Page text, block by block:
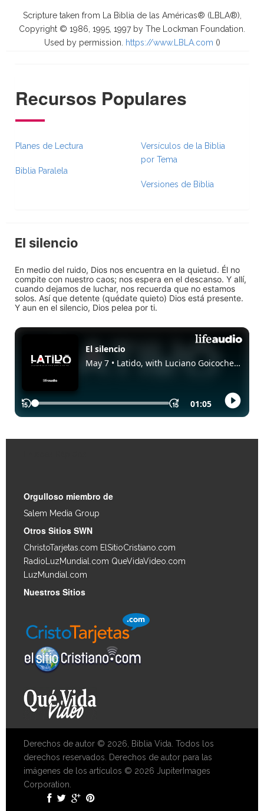
Scripture taken from La Biblia de las Américas® (LBLA®),
Copyright © 1986, 1995, 1997 by The Lockman Foundation.
Used by permission.
https://www.LBLA.com ()
Recursos Populares
Planes de Lectura
Biblia Paralela
Versículos de la Biblia
por Tema
Versiones de Biblia
El silencio
En medio del ruido, Dios nos encuentra en la quietud. Él no
compite con nuestro caos; nos espera en el descanso. Y allí,
cuando dejamos de luchar, nos recuerda que no estamos
solos. Así que detente (quédate quieto) Dios está presente.
Y aun en el silencio, Dios pelea por ti.
Orgulloso miembro de
Salem Media Group
Otros Sitios SWN
ChristoTarjetas.com ElSitioCristiano.com
RadioLuzMundial.com QueVidaVideo.com
LuzMundial.com
Nuestros Sitios
Derechos de autor © 2026, Biblia Vida. Todos los
derechos reservados. Derechos de autor para las
imágenes de los artículos © 2026 JupiterImages
Corporation.